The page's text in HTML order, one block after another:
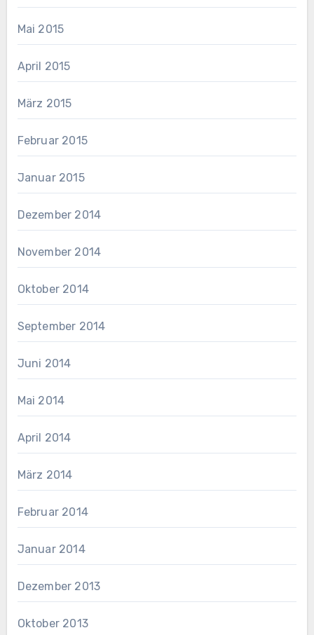
Mai 2015
April 2015
März 2015
Februar 2015
Januar 2015
Dezember 2014
November 2014
Oktober 2014
September 2014
Juni 2014
Mai 2014
April 2014
März 2014
Februar 2014
Januar 2014
Dezember 2013
Oktober 2013